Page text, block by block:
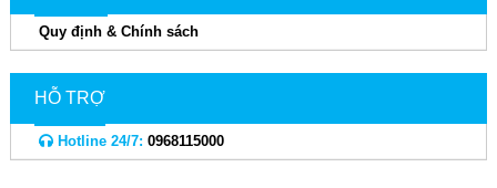
Quy định & Chính sách
HỖ TRỢ
Hotline 24/7: 0968115000